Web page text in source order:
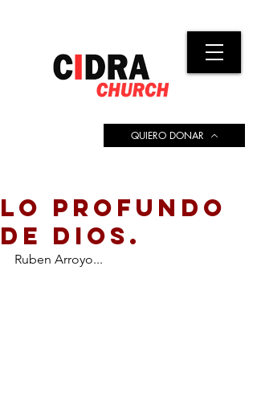
QUIERO DONAR
LO PROFUNDO
DE DIOS.
Ruben Arroyo...